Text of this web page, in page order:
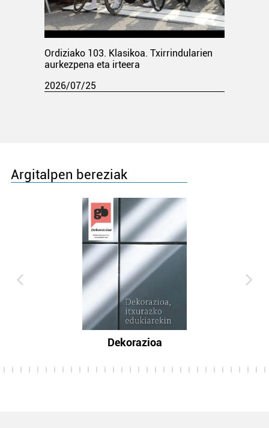
Ordiziako 103. Klasikoa. Txirrindularien
aurkezpena eta irteera
2026/07/25
Argitalpen bereziak
Dekorazioa